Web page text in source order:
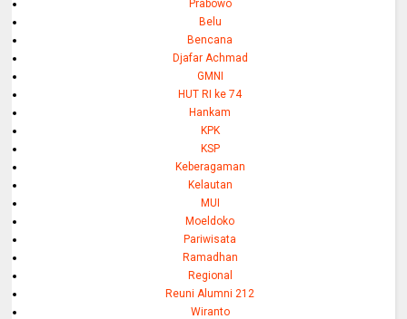
Prabowo
Belu
Bencana
Djafar Achmad
GMNI
HUT RI ke 74
Hankam
KPK
KSP
Keberagaman
Kelautan
MUI
Moeldoko
Pariwisata
Ramadhan
Regional
Reuni Alumni 212
Wiranto